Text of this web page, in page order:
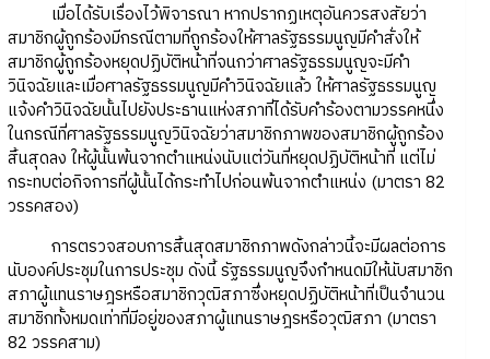
เมื่อได้รับเรื่องไว้พิจารณา หากปรากฏเหตุอันควรสงสัยว่า
สมาชิกผู้ถูกร้องมีกรณีตามที่ถูกร้องให้ศาลรัฐธรรมนูญมีคำสั่งให้
สมาชิกผู้ถูกร้องหยุดปฏิบัติหน้าที่จนกว่าศาลรัฐธรรมนูญจะมีคำ
วินิจฉัยและเมื่อศาลรัฐธรรมนูญมีคำวินิจฉัยแล้ว ให้ศาลรัฐธรรมนูญ
แจ้งคำวินิจฉัยนั้นไปยังประธานแห่งสภาที่ได้รับคำร้องตามวรรคหนึ่ง
ในกรณีที่ศาลรัฐธรรมนูญวินิจฉัยว่าสมาชิกภาพของสมาชิกผู้ถูกร้อง
สิ้นสุดลง ให้ผู้นั้นพ้นจากตำแหน่งนับแต่วันที่หยุดปฏิบัติหน้าที่ แต่ไม่
กระทบต่อกิจการที่ผู้นั้นได้กระทำไปก่อนพ้นจากตำแหน่ง (มาตรา 82
วรรคสอง)
การตรวจสอบการสิ้นสุดสมาชิกภาพดังกล่าวนี้จะมีผลต่อการ
นับองค์ประชุมในการประชุม ดังนี้ รัฐธรรมนูญจึงกำหนดมิให้นับสมาชิก
สภาผู้แทนราษฎรหรือสมาชิกวุฒิสภาซึ่งหยุดปฏิบัติหน้าที่เป็นจำนวน
สมาชิกทั้งหมดเท่าที่มีอยู่ของสภาผู้แทนราษฎรหรือวุฒิสภา (มาตรา
82 วรรคสาม)